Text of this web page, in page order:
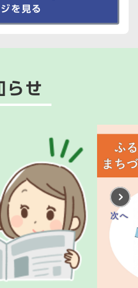
を見る
らせ
次へ